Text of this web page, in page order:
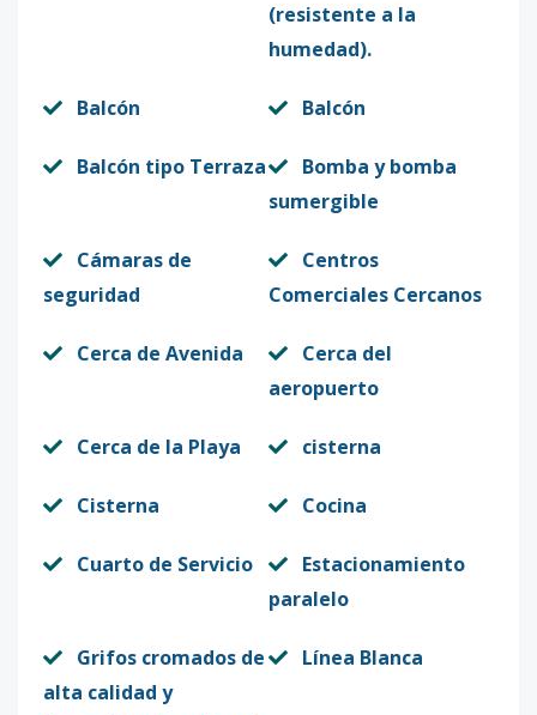
(resistente a la
humedad).
Balcón Balcón
Balcón tipo Terraza
Bomba y bomba
sumergible
Cámaras de
seguridad
Centros
Comerciales Cercanos
Cerca de Avenida
Cerca del
aeropuerto
Cerca de la Playa cisterna
Cisterna Cocina
Cuarto de Servicio
Estacionamiento
paralelo
Grifos cromados de
alta calidad y
Línea Blanca